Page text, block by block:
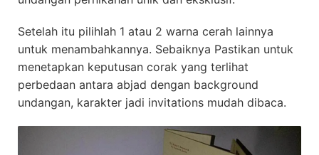
Setelah itu pilihlah 1 atau 2 warna cerah lainnya
untuk menambahkannya. Sebaiknya Pastikan untuk
menetapkan keputusan corak yang terlihat
perbedaan antara abjad dengan background
undangan, karakter jadi invitations mudah dibaca.